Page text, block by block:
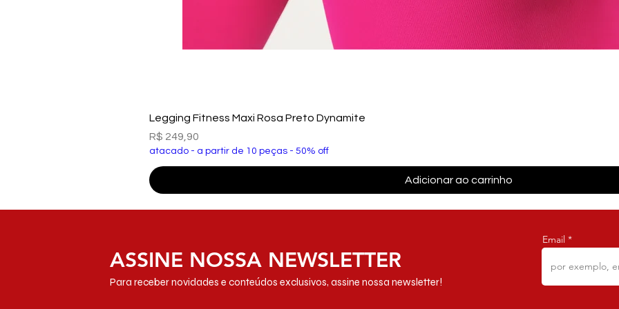
Legging Fitness Maxi Rosa Preto Dynamite
Preço
R$ 249,90
atacado - a partir de 10 peças - 50% off
Adicionar ao carrinho
ASSINE NOSSA NEWSLETTER
Para receber novidades e conteúdos exclusivos, assine nossa newsletter!
Email